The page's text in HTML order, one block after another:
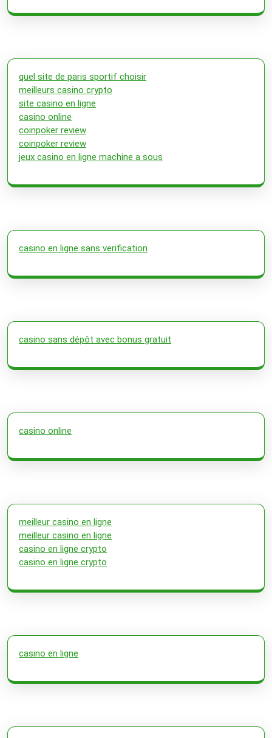
quel site de paris sportif choisir
meilleurs casino crypto
site casino en ligne
casino online
coinpoker review
coinpoker review
jeux casino en ligne machine a sous
casino en ligne sans verification
casino sans dépôt avec bonus gratuit
casino online
meilleur casino en ligne
meilleur casino en ligne
casino en ligne crypto
casino en ligne crypto
casino en ligne